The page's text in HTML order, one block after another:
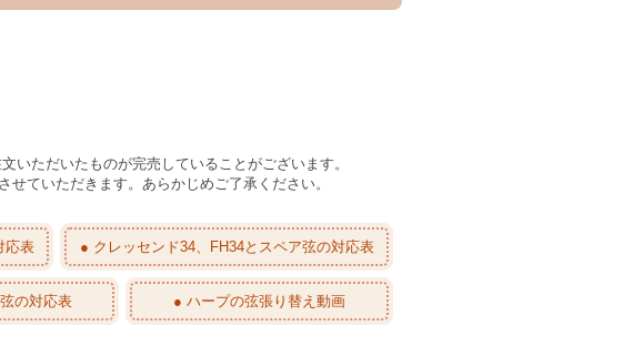
ただいたものが完売していることがございます。
ていただきます。あらかじめご了承ください。
応表 ● クレッセンド34、FH34とスペア弦の対応表
の対応表 ● ハープの弦張り替え動画